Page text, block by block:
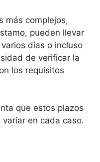
más complejos,
pueden llevar
días o incluso
de verificar la
los requisitos
que estos plazos
en cada caso.